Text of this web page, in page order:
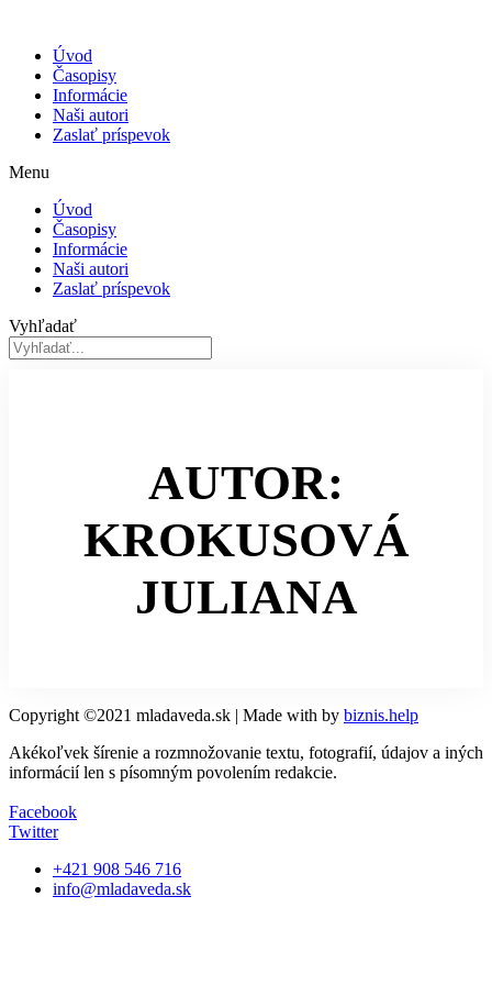
Úvod
Časopisy
Informácie
Naši autori
Zaslať príspevok
Menu
Úvod
Časopisy
Informácie
Naši autori
Zaslať príspevok
Vyhľadať
AUTOR:
KROKUSOVÁ
JULIANA
Copyright ©2021 mladaveda.sk | Made with by biznis.help
Akékoľvek šírenie a rozmnožovanie textu, fotografií, údajov a iných
informácií len s písomným povolením redakcie.
Facebook
Twitter
+421 908 546 716
info@mladaveda.sk